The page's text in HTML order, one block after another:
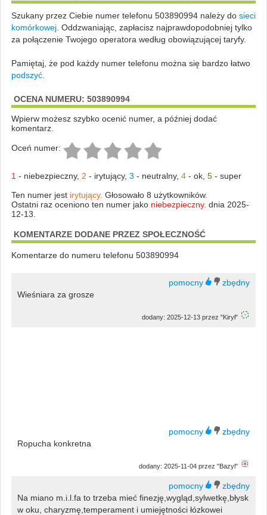
Szukany przez Ciebie numer telefonu 503890994 należy do sieci
komórkowej. Oddzwaniając, zapłacisz najprawdopodobniej tylko
za połączenie Twojego operatora według obowiązującej taryfy.
Pamiętaj, że pod każdy numer telefonu można się bardzo łatwo
podszyć.
OCENA NUMERU: 503890994
Wpierw możesz szybko ocenić numer, a później dodać
komentarz.
Oceń numer:
1 - niebezpieczny, 2 - irytujący, 3 - neutralny, 4- ok, 5- super
Ten numer jest irytujący. Głosowało 8 użytkowników.
Ostatni raz oceniono ten numer jako niebezpieczny. dnia 2025-
12-13.
KOMENTARZE DODANE PRZEZ SPOŁECZNOŚĆ
Komentarze do numeru telefonu 503890994
Wieśniara za grosze
dodany: 2025-12-13 przez "Kirył"
Ropucha konkretna
dodany: 2025-11-04 przez "Bazyl"
Na miano m.i.l.fa to trzeba mieć finezję,wygląd,sylwetkę,błysk
w oku, charyzmę,temperament i umiejętności łózkowei